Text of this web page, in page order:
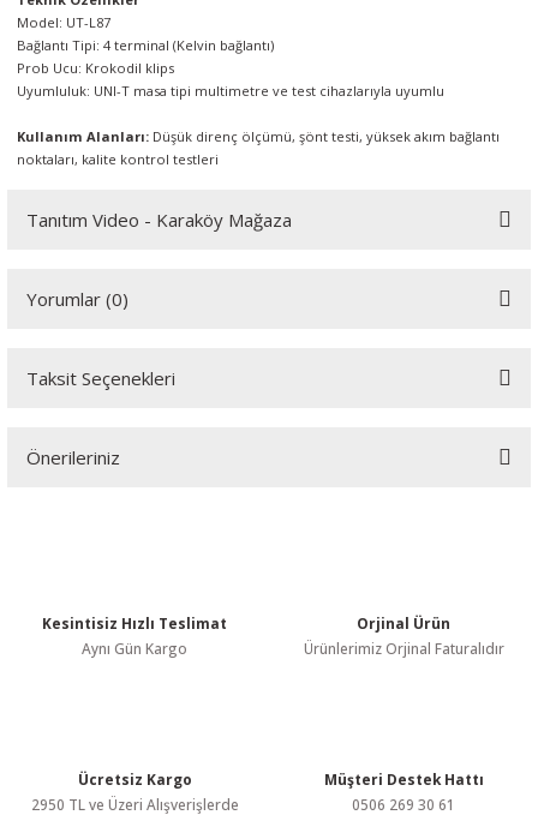
Model: UT-L87
Bağlantı Tipi: 4 terminal (Kelvin bağlantı)
Prob Ucu: Krokodil klips
Uyumluluk: UNI-T masa tipi multimetre ve test cihazlarıyla uyumlu
Kullanım Alanları: Düşük direnç ölçümü, şönt testi, yüksek akım bağlantı
noktaları, kalite kontrol testleri
Tanıtım Video - Karaköy Mağaza
Yorumlar (0)
Bu ürüne ilk yorumu siz yapın!
Taksit Seçenekleri
Önerileriniz
Ürün resmi kalitesiz, bozuk veya görüntülenemiyor.
Bu ürüne benzer farklı alternatifler olmalı.
Kesintisiz Hızlı Teslimat
Aynı Gün Kargo
Orjinal Ürün
Ürünlerimiz Orjinal Faturalıdır
Ücretsiz Kargo
2950 TL ve Üzeri Alışverişlerde
Müşteri Destek Hattı
0506 269 30 61